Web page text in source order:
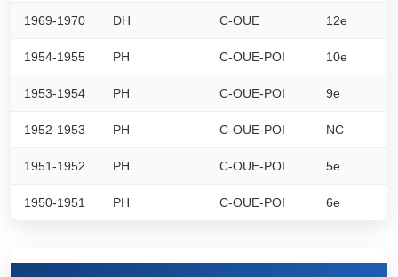
1969-1970 DH C-OUE 12e
1954-1955 PH C-OUE-POI 10e
1953-1954 PH C-OUE-POI 9e
1952-1953 PH C-OUE-POI NC
1951-1952 PH C-OUE-POI 5e
1950-1951 PH C-OUE-POI 6e